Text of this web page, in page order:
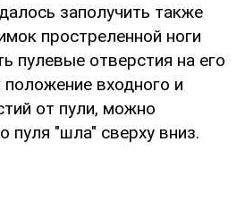
заполучить также
простреленной ноги
пулевые отверстия на его
входного и
от пули, можно
пуля "шла" сверху вниз.